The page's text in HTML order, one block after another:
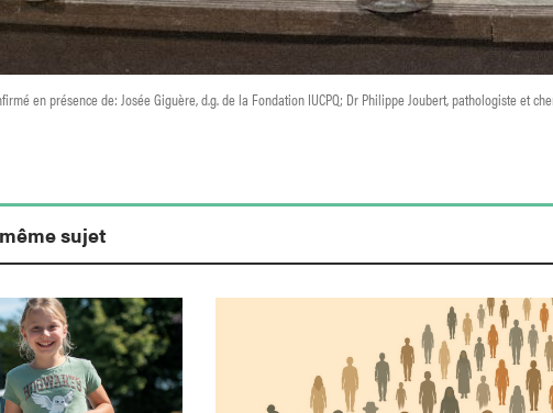
en présence de: Josée Giguère, d.g. de la Fondation IUCPQ; Dr Philippe Joubert, pathologiste et
sujet